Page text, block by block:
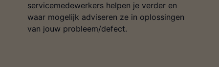
servicemedewerkers helpen je verder en
waar mogelijk adviseren ze in oplossingen
van jouw probleem/defect.